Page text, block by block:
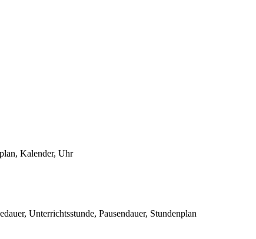
Kalender, Uhr
Unterrichtsstunde, Pausendauer, Stundenplan